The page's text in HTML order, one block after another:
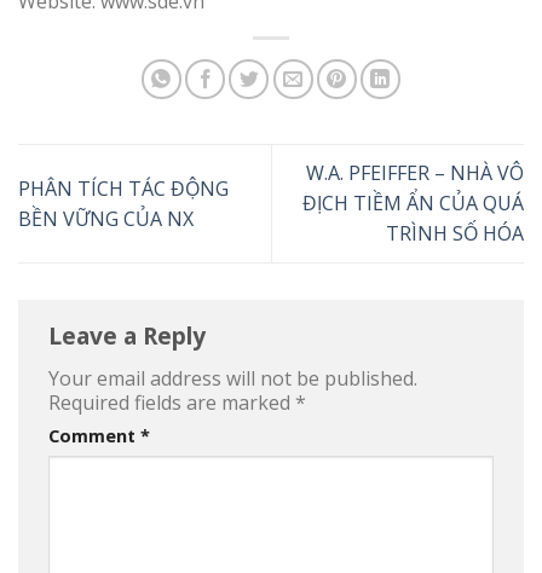
PHÂN TÍCH TÁC ĐỘNG
BỀN VỮNG CỦA NX
W.A. PFEIFFER – NHÀ VÔ
ĐỊCH TIỀM ẨN CỦA QUÁ
TRÌNH SỐ HÓA
Leave a Reply
Your email address will not be published.
Required fields are marked *
Comment *